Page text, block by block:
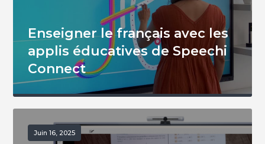
Enseigner le français avec les
applis éducatives de Speechi
Connect
Juin 16, 2025